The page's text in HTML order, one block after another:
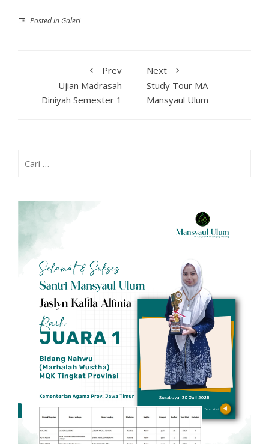
Posted in Galeri
Prev
Ujian Madrasah
Diniyah Semester 1
Next
Study Tour MA
Mansyaul Ulum
untuk: